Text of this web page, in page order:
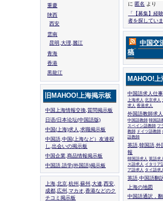
重慶
陜西
西安
雲南
昆明,大理,麗江
青海
香港
黒龍江
旧MAHOO!上海掲示板
中国上海情報交換,質問掲示板
日语/日本论坛(中国語版)
中国(上海)求人,求職掲示板
中国語,中国(上海など）友達探
し,出会いの掲示板
中国企業,商品情報掲示板
中国語.語学(外国語)掲示板
上海,北京,杭州,蘇州,大連,西安,
成都,広州,マカオ,香港などのク
チコミ掲示板
に 匿名 より
「【募集】経
者を探していま
中国交
稿
MAHOO!
中国語求人仕
上海求人 北京求人
求人 香港求人
外国語教師求
中国語教師 韓国語
スペイン語教師 フ
教師 ドイツ語教師
語教師
英語,韓国語,外
報
韓国語求人 英語求
ス語求人 イタリア
ア語求人 タイ語求
英語,中国語翻
上海の地図
中国語通訳，